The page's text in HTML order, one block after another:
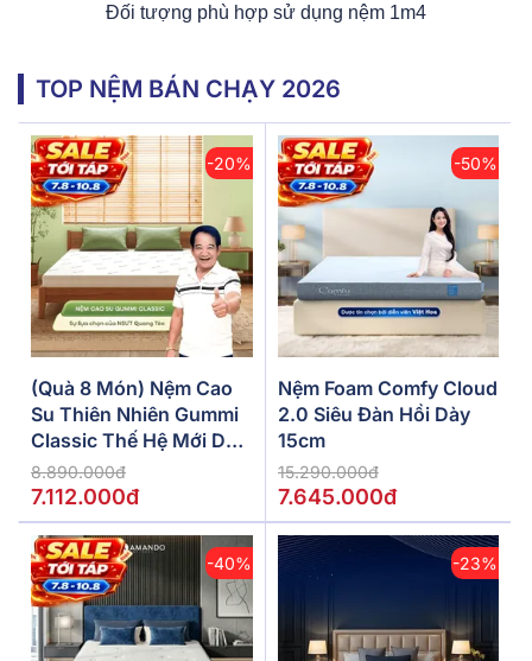
Đối tượng phù hợp sử dụng nệm 1m4
TOP NỆM BÁN CHẠY 2026
-20%
(Quà 8 Món) Nệm Cao
Su Thiên Nhiên Gummi
Classic Thế Hệ Mới Dày
5/10/15cm
8.890.000đ
7.112.000đ
-50%
Nệm Foam Comfy Cloud
2.0 Siêu Đàn Hồi Dày
15cm
15.290.000đ
7.645.000đ
-40% -23%